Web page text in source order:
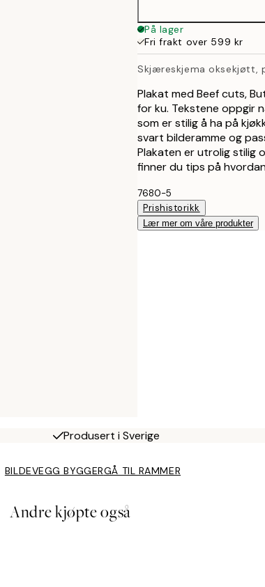
På lager
Fri frakt over 599 kr
Skjæreskjema oksekjøtt,
Plakat med Beef cuts,
for ku. Tekstene oppgir
som er stilig å ha på
svart bilderamme og
Plakaten er utrolig stilig
finner du tips på
7680-5
Prishistorikk
Lær mer om våre produkter
Produsert i Sverige
BILDEVEGG BYGGERGÅ TIL RAMMER
Andre kjøpte også